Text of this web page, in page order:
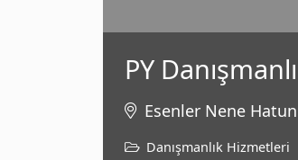
PY
Esenler Nene
Danışmanlık Hizmetleri